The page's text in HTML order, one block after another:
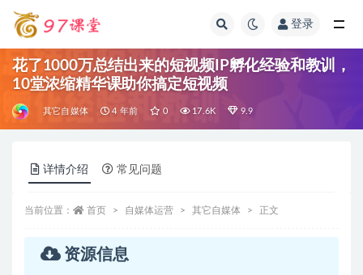
登录
花了1000万总结出来的短视频IP孵化经验和教训，
10堂浓缩精华课助你搞定短视频
其它自媒体 4 年前 0 17.6K 9.9
详情介绍 常见问题
当前位置： 首页 自媒体运营 其它自媒体 正文
资源信息